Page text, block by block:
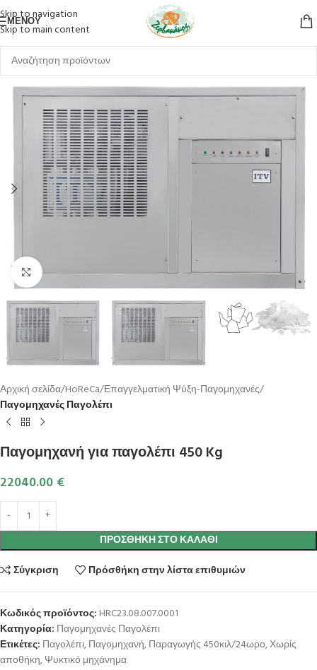
Skip to navigation
Skip to main content
ΜΕΝΟΎ
Κλικ για μεγέθυνση
Αρχική σελίδα HoReCa Επαγγελματική Ψύξη-Παγομηχανές
Παγομηχανές Παγολέπι
Παγομηχανή για παγολέπι 450 Kg
22040.00 €
ΠΡΟΣΘΉΚΗ ΣΤΟ ΚΑΛΆΘΙ
Σύγκριση
Πρόσθήκη στην λίστα επιθυμιών
Κωδικός προϊόντος: HRC23.08.007.0001
Κατηγορία: Παγομηχανές Παγολέπι
Ετικέτες: Παγολέπι,Παγομηχανή,Παραγωγής 450κιλ/24ωρο,Χωρίς
αποθήκη,Ψυκτικό μηχάνημα